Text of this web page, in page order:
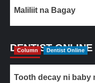
Maliliit na Bagay
DENTIST ONLINE
Column Dentist Online
Tooth decay ni baby